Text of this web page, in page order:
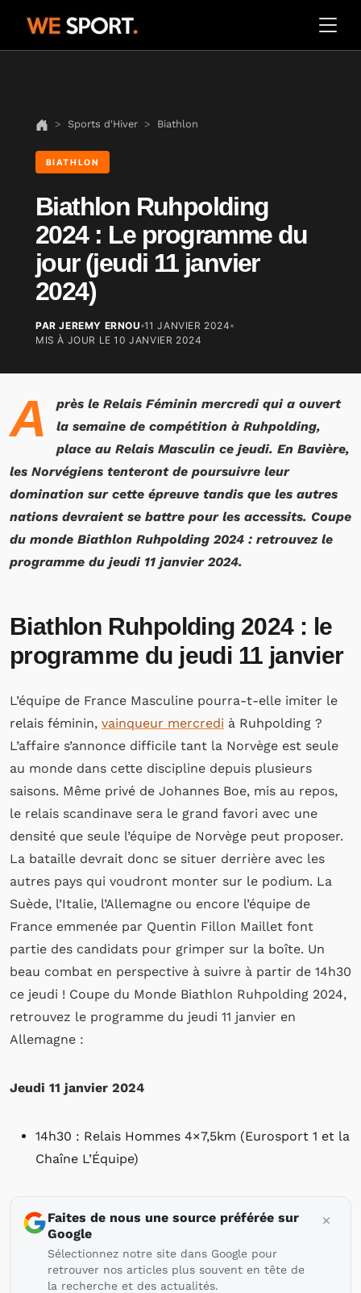
Sports d'Hiver Biathlon
BIATHLON
Biathlon Ruhpolding
2024 : Le programme du
jour (jeudi 11 janvier
2024)
PAR JEREMY ERNOU 11 JANVIER 2024
MIS À JOUR LE10 JANVIER 2024
A
près le Relais Féminin mercredi qui a ouvert
la semaine de compétition à Ruhpolding,
place au Relais Masculin ce jeudi. En Bavière,
les Norvégiens tenteront de poursuivre leur
domination sur cette épreuve tandis que les autres
nations devraient se battre pour les accessits. Coupe
du monde Biathlon Ruhpolding 2024 : retrouvez le
programme du jeudi 11 janvier 2024.
Biathlon Ruhpolding 2024 : le
programme du jeudi 11 janvier
L’équipe de France Masculine pourra-t-elle imiter le
relais féminin, vainqueur mercredi à Ruhpolding ?
L’affaire s’annonce difficile tant la Norvège est seule
au monde dans cette discipline depuis plusieurs
saisons. Même privé de Johannes Boe, mis au repos,
le relais scandinave sera le grand favori avec une
densité que seule l’équipe de Norvège peut proposer.
La bataille devrait donc se situer derrière avec les
autres pays qui voudront monter sur le podium. La
Suède, l’Italie, l’Allemagne ou encore l’équipe de
France emmenée par Quentin Fillon Maillet font
partie des candidats pour grimper sur la boîte. Un
beau combat en perspective à suivre à partir de 14h30
ce jeudi ! Coupe du Monde Biathlon Ruhpolding 2024,
retrouvez le programme du jeudi 11 janvier en
Allemagne :
Jeudi 11 janvier 2024
14h30 : Relais Hommes 4×7,5km (Eurosport 1 et la
Chaîne L’Équipe)
Faites de nous une source préférée sur
Google
Sélectionnez notre site dans Google pour
retrouver nos articles plus souvent en tête de
la recherche et des actualités.